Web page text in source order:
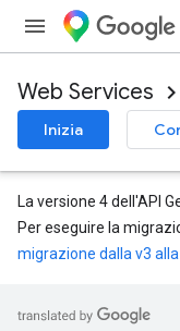
Web Services
Inizia
La versione 4 dell'API
Per eseguire la
migrazione dalla v3